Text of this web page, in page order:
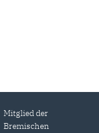
Mitglied der
Bremischen